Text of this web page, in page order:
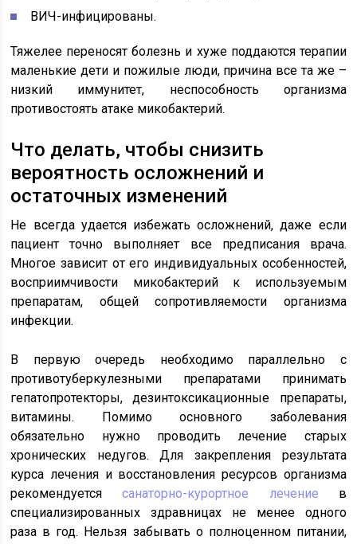
ВИЧ-инфицированы.
Тяжелее переносят болезнь и хуже поддаются терапии
маленькие дети и пожилые люди, причина все та же –
низкий иммунитет, неспособность организма
противостоять атаке микобактерий.
Что делать, чтобы снизить
вероятность осложнений и
остаточных изменений
Не всегда удается избежать осложнений, даже если
пациент точно выполняет все предписания врача.
Многое зависит от его индивидуальных особенностей,
восприимчивости микобактерий к используемым
препаратам, общей сопротивляемости организма
инфекции.
В первую очередь необходимо параллельно с
противотуберкулезными препаратами принимать
гепатопротекторы, дезинтоксикационные препараты,
витамины. Помимо основного заболевания
обязательно нужно проводить лечение старых
хронических недугов. Для закрепления результата
курса лечения и восстановления ресурсов организма
рекомендуетсясанаторно-курортное лечение в
специализированных здравницах не менее одного
раза в год. Нельзя забывать о полноценном питании,